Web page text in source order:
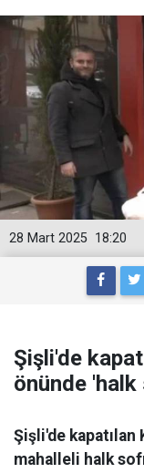
18:20
28 Mart 2025
Şişli'de
önünde
Şişli'de kapatılan
mahalleli halk